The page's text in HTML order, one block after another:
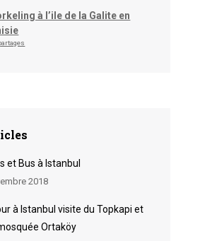
à l’ile de la Galite en
et Bus à Istanbul
2018
à Istanbul visite du Topkapi et
Ortaköy